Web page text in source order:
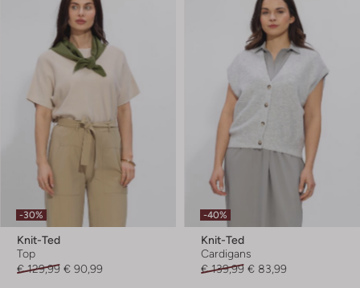
-30%
Knit-Ted
Top
€ 129,99 € 90,99
-40%
Knit-Ted
Cardigans
€ 139,99 € 83,99